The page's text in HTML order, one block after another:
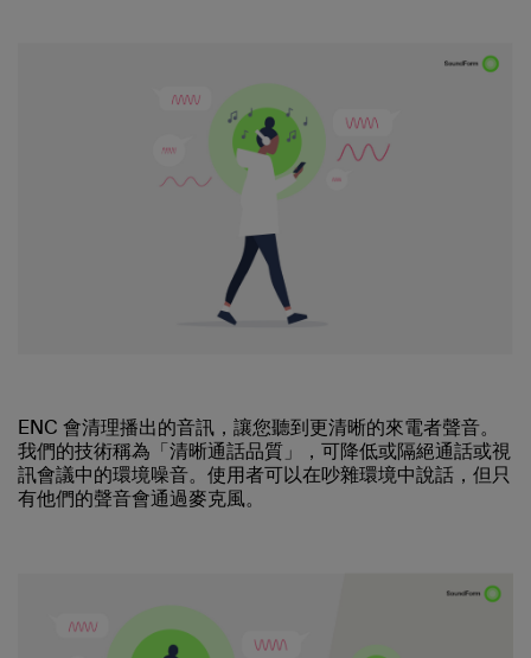
ENC 會清理播出的音訊，讓您聽到更清晰的來電者聲音。
我們的技術稱為「清晰通話品質」，可降低或隔絕通話或視
訊會議中的環境噪音。使用者可以在吵雜環境中說話，但只
有他們的聲音會通過麥克風。